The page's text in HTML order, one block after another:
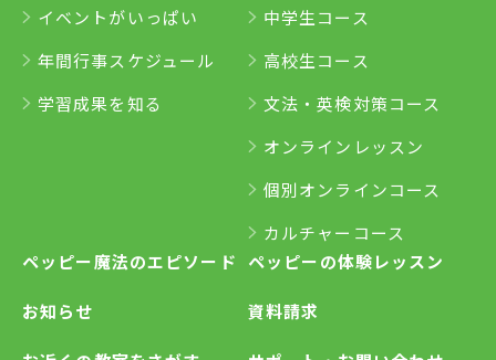
イベントがいっぱい
年間行事スケジュール
学習成果を知る
中学生コース
高校生コース
文法・英検対策コース
オンラインレッスン
個別オンラインコース
カルチャーコース
ペッピー魔法のエピソード
お知らせ
ペッピーの体験レッスン
資料請求